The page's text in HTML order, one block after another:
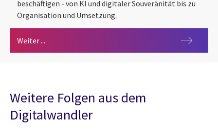
beschäftigen - von KI und digitaler Souveränität bis zu
Organisation und Umsetzung.
Weiter ...
Weitere Folgen aus dem
Digitalwandler